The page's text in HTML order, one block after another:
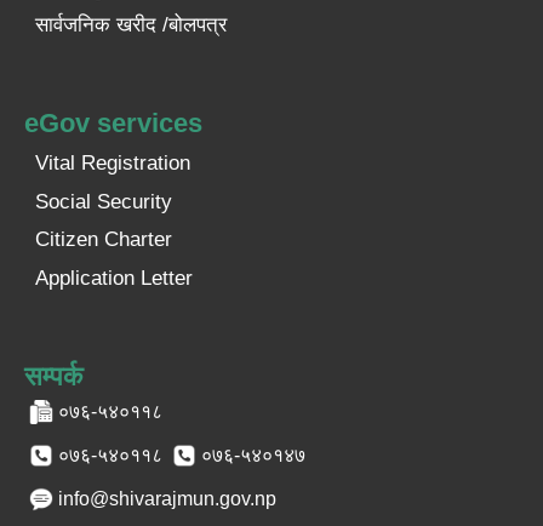
सार्वजनिक खरीद /बोलपत्र
eGov services
Vital Registration
Social Security
Citizen Charter
Application Letter
सम्पर्क
०७६-५४०११८
०७६-५४०११८ ०७६-५४०१४७
info@shivarajmun.gov.np